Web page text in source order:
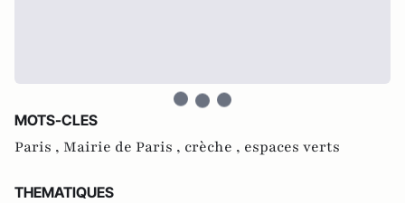
MOTS-CLES
Paris , Mairie de Paris , crèche , espaces verts
THEMATIQUES